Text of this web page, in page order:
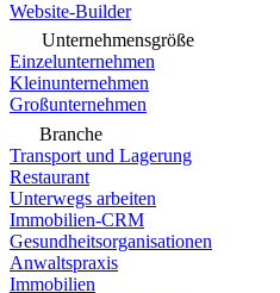
Website-Builder
Unternehmensgröße
Einzelunternehmen
Kleinunternehmen
Großunternehmen
Branche
Transport und Lagerung
Restaurant
Unterwegs arbeiten
Immobilien-CRM
Gesundheitsorganisationen
Anwaltspraxis
Immobilien